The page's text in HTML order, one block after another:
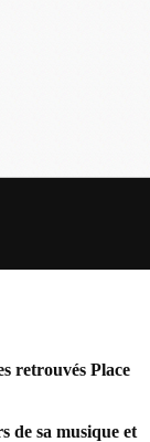
retrouvés Place
de sa musique et